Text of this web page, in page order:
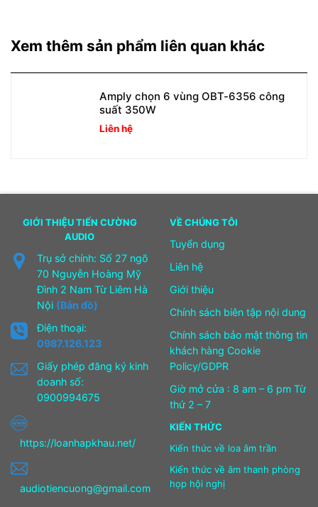
Xem thêm sản phẩm liên quan khác
Amply chọn 6 vùng OBT-6356 công
suất 350W
Liên hệ
GIỚI THIỆU TIẾN CƯỜNG
AUDIO
Trụ sở chính: Số 27 ngõ
70 Nguyễn Hoàng Mỹ
Đình 2 Nam Từ Liêm Hà
Nội (Bản đồ)
Điện thoại:
0987.126.123
Giấy phép đăng ký kinh
doanh số:
0900994675
https://loanhapkhau.net/
audiotiencuong@gmail.com
VỀ CHÚNG TÔI
Tuyển dụng
Liên hệ
Giới thiệu
Chính sách biên tập nội dung
Chính sách bảo mật thông tin
khách hàng Cookie
Policy/GDPR
Giờ mở cửa : 8 am – 6 pm Từ
thứ 2 – 7
KIẾN THỨC
Kiến thức về loa âm trần
Kiến thức về âm thanh phòng
họp hội nghị